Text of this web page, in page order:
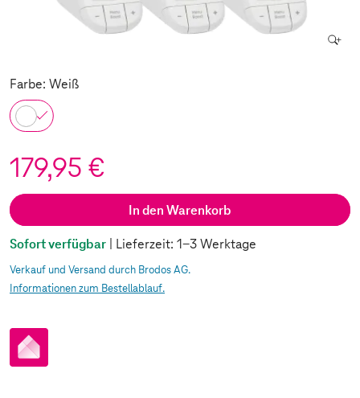
Farbe: Weiß
179,95 €
In den Warenkorb
Sofort verfügbar | Lieferzeit: 1-3 Werktage
Verkauf und Versand durch Brodos AG.
Informationen zum Bestellablauf.